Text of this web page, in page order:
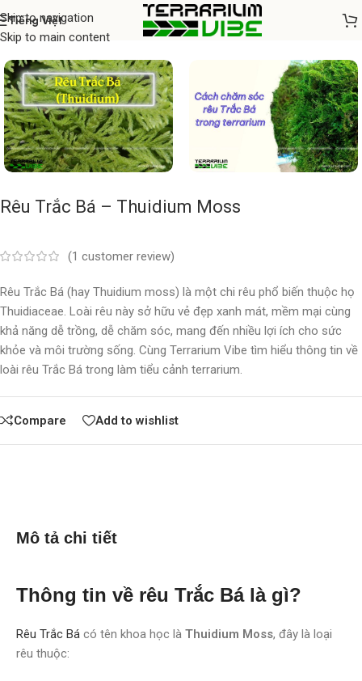
Skip to navigation
Skip to main content
Tiếng Việt
Home/Cây thủy sinh
Rêu Trắc Bá – Thuidium Moss
(1 customer review)
Rêu Trắc Bá (hay Thuidium moss) là một chi rêu phổ biến thuộc họ
Thuidiaceae. Loài rêu này sở hữu vẻ đẹp xanh mát, mềm mại cùng
khả năng dễ trồng, dễ chăm sóc, mang đến nhiều lợi ích cho sức
khỏe và môi trường sống. Cùng Terrarium Vibe tìm hiểu thông tin về
loài rêu Trắc Bá trong làm tiểu cảnh terrarium.
Compare Add to wishlist
Mô tả chi tiết
Thông tin về rêu Trắc Bá là gì?
Rêu Trắc Bá có tên khoa học là Thuidium Moss, đây là loại
rêu thuộc: